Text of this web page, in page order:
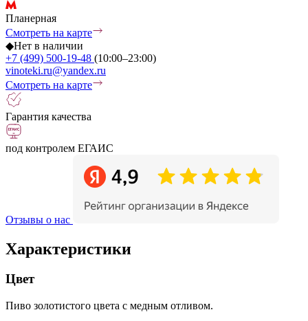
Планерная
Смотреть на карте
◆Нет в наличии
+7 (499) 500-19-48 (10:00–23:00)
vinoteki.ru@yandex.ru
Смотреть на карте
Гарантия качества
под контролем ЕГАИС
Отзывы о нас
Характеристики
Цвет
Пиво золотистого цвета с медным отливом.